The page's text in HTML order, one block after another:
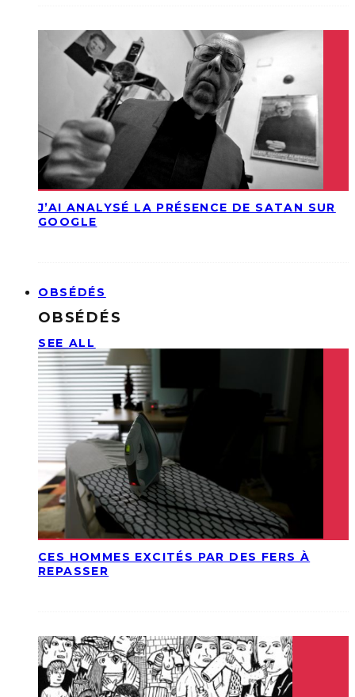
J’AI ANALYSÉ LA PRÉSENCE DE SATAN SUR
GOOGLE
OBSÉDÉS
OBSÉDÉS
SEE ALL
CES HOMMES EXCITÉS PAR DES FERS À
REPASSER